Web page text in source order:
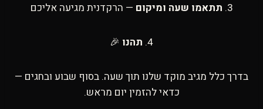
3. תתאמו שעה ומיקום — הרקדנית מגיעה אליכם
4. תהנו 🎉
בדרך כלל מגיב מוקד שלנו תוך שעה. בסוף שבוע ובחגים —
כדאי להזמין יום מראש.